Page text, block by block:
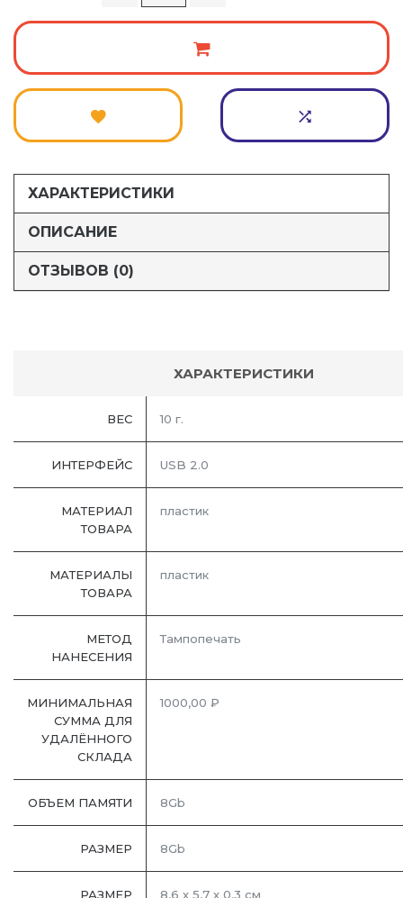
ХАРАКТЕРИСТИКИ
ОПИСАНИЕ
ОТЗЫВОВ (0)
ХАРАКТЕРИСТИКИ
ВЕС 10 г.
ИНТЕРФЕЙС USB 2.0
МАТЕРИАЛ
ТОВАРА
пластик
МАТЕРИАЛЫ
ТОВАРА
пластик
МЕТОД
НАНЕСЕНИЯ
Тампопечать
МИНИМАЛЬНАЯ
СУММА ДЛЯ
УДАЛЁННОГО
СКЛАДА
1000,00 ₽
ОБЪЕМ ПАМЯТИ 8Gb
РАЗМЕР 8Gb
РАЗМЕР 8,6 х 5,7 х 0,3 см